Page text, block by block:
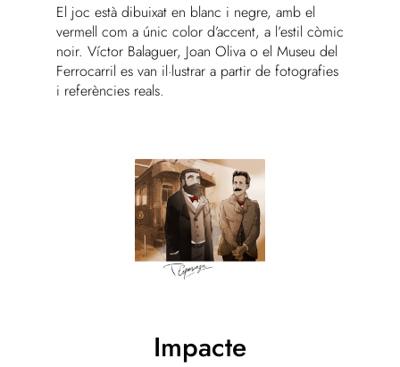
El joc està dibuixat en blanc i negre, amb el
vermell com a únic color d’accent, a l’estil còmic
noir. Víctor Balaguer, Joan Oliva o el Museu del
Ferrocarril es van il·lustrar a partir de fotografies
i referències reals.
Impacte